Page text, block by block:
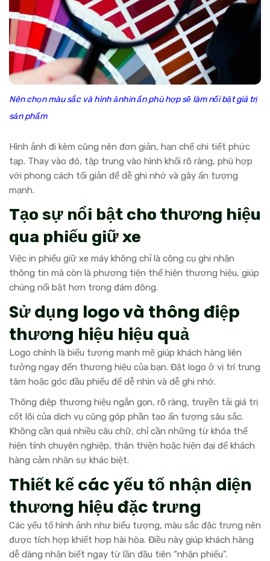
Nên chọn màu sắc và hình ảnhin ấn phù hợp sẽ làm nổi bật giá trị
sản phẩm
Hình ảnh đi kèm cũng nên đơn giản, hạn chế chi tiết phức
tạp. Thay vào đó, tập trung vào hình khối rõ ràng, phù hợp
với phong cách tối giản để dễ ghi nhớ và gây ấn tượng
mạnh.
Tạo sự nổi bật cho thương hiệu
qua phiếu giữ xe
Việc in phiếu giữ xe máy không chỉ là công cụ ghi nhận
thông tin mà còn là phương tiện thể hiện thương hiệu, giúp
chúng nổi bật hơn trong đám đông.
Sử dụng logo và thông điệp
thương hiệu hiệu quả
Logo chính là biểu tượng mạnh mẽ giúp khách hàng liên
tưởng ngay đến thương hiệu của bạn. Đặt logo ở vị trí trung
tâm hoặc góc đầu phiếu để dễ nhìn và dễ ghi nhớ.
Thông điệp thương hiệu ngắn gọn, rõ ràng, truyền tải giá trị
cốt lõi của dịch vụ cũng góp phần tạo ấn tượng sâu sắc.
Không cần quá nhiều câu chữ, chỉ cần những từ khóa thể
hiện tính chuyên nghiệp, thân thiện hoặc hiện đại để khách
hàng cảm nhận sự khác biệt.
Thiết kế các yếu tố nhận diện
thương hiệu đặc trưng
Các yếu tố hình ảnh như biểu tượng, màu sắc đặc trưng nên
được tích hợp khíết hợp hài hòa. Điều này giúp khách hàng
dễ dàng nhận biết ngay từ lần đầu tiên “nhận phiếu”.